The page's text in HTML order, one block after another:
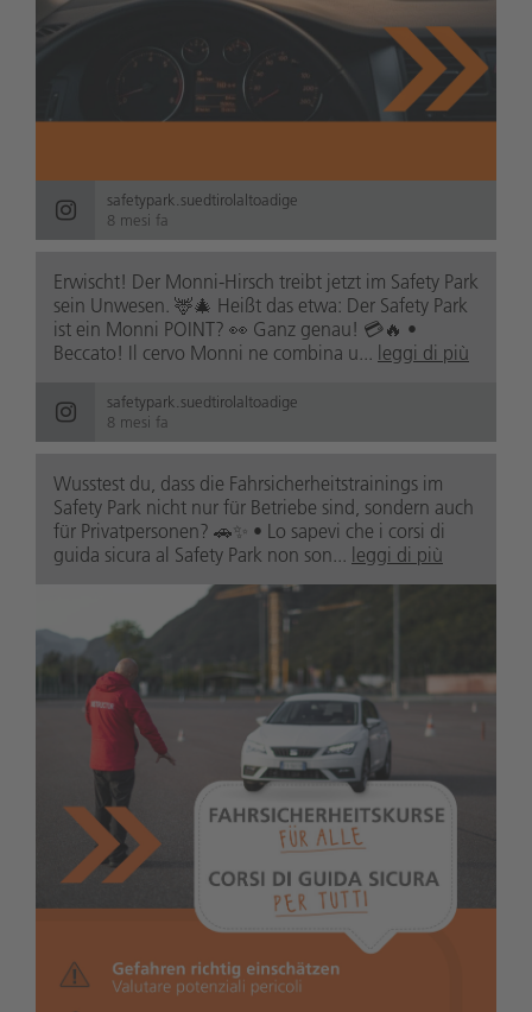
safetypark.suedtirolaltoadige
8 mesi fa
Erwischt! Der Monni-Hirsch treibt jetzt im Safety Park
sein Unwesen. 🦌🎄 Heißt das etwa: Der Safety Park
ist ein Monni POINT? 👀 Ganz genau! 💳🔥 •
Beccato! Il cervo Monni ne combina u... leggi di più
safetypark.suedtirolaltoadige
8 mesi fa
Wusstest du, dass die Fahrsicherheitstrainings im
Safety Park nicht nur für Betriebe sind, sondern auch
für Privatpersonen? 🚗✨ • Lo sapevi che i corsi di
guida sicura al Safety Park non son... leggi di più